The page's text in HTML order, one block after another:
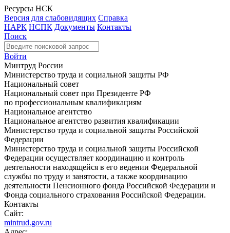
Ресурсы НСК
Версия для слабовидящих Справка
НАРК НСПК Документы Контакты
Поиск
Войти
Минтруд России
Министерство труда и социальной защиты РФ
Национальный совет
Национальный совет при Президенте РФ
по профессиональным квалификациям
Национальное агентство
Национальное агентство развития квалификации
Министерство труда и социальной защиты Российской
Федерации
Министерство труда и социальной защиты Российской
Федерации осуществляет координацию и контроль
деятельности находящейся в его ведении Федеральной
службы по труду и занятости, а также координацию
деятельности Пенсионного фонда Российской Федерации и
Фонда социального страхования Российской Федерации.
Контакты
Сайт:
mintrud.gov.ru